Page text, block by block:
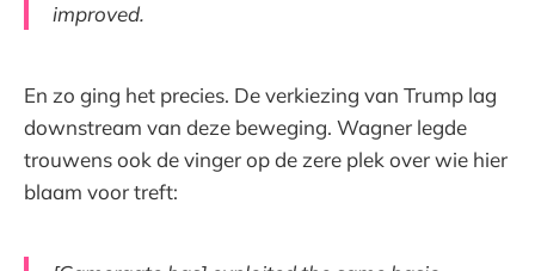
improved.
En zo ging het precies. De verkiezing van Trump lag
downstream van deze beweging. Wagner legde
trouwens ook de vinger op de zere plek over wie hier
blaam voor treft: